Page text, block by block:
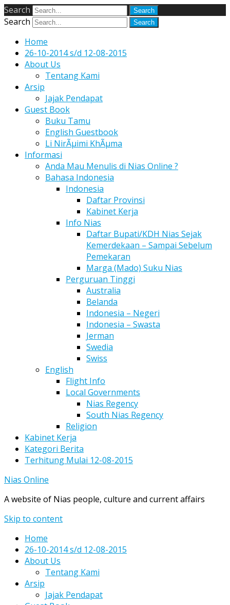
Search
Search
Home
26-10-2014 s/d 12-08-2015
About Us
Tentang Kami
Arsip
Jajak Pendapat
Guest Book
Buku Tamu
English Guestbook
Li NirÃµimi KhÃµma
Informasi
Anda Mau Menulis di Nias Online ?
Bahasa Indonesia
Indonesia
Daftar Provinsi
Kabinet Kerja
Info Nias
Daftar Bupati/KDH Nias Sejak
Kemerdekaan – Sampai Sebelum
Pemekaran
Marga (Mado) Suku Nias
Perguruan Tinggi
Australia
Belanda
Indonesia – Negeri
Indonesia – Swasta
Jerman
Swedia
Swiss
English
Flight Info
Local Governments
Nias Regency
South Nias Regency
Religion
Kabinet Kerja
Kategori Berita
Terhitung Mulai 12-08-2015
Nias Online
A website of Nias people, culture and current affairs
Skip to content
Home
26-10-2014 s/d 12-08-2015
About Us
Tentang Kami
Arsip
Jajak Pendapat